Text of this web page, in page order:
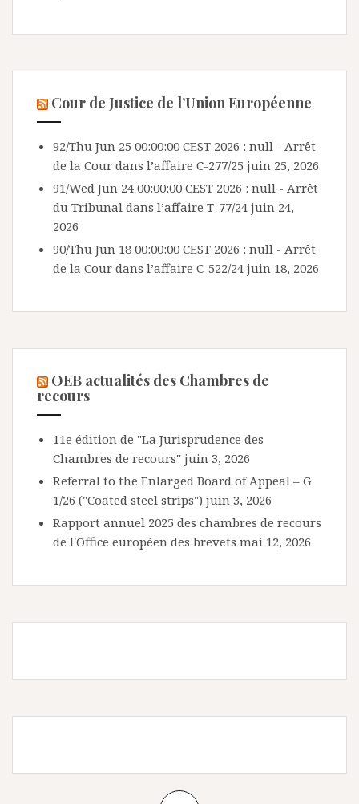
Cour de Justice de l’Union Européenne
92/Thu Jun 25 00:00:00 CEST 2026 : null - Arrêt
de la Cour dans l’affaire C-277/25 juin 25, 2026
91/Wed Jun 24 00:00:00 CEST 2026 : null - Arrêt
du Tribunal dans l’affaire T-77/24 juin 24,
2026
90/Thu Jun 18 00:00:00 CEST 2026 : null - Arrêt
de la Cour dans l’affaire C-522/24 juin 18, 2026
OEB actualités des Chambres de
recours
11e édition de "La Jurisprudence des
Chambres de recours" juin 3, 2026
Referral to the Enlarged Board of Appeal – G
1/26 ("Coated steel strips") juin 3, 2026
Rapport annuel 2025 des chambres de recours
de l'Office européen des brevets mai 12, 2026